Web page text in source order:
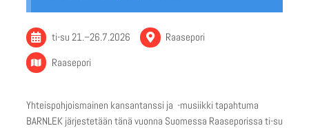
ti-su 21.–26.7.2026 Raasepori
Raasepori
Yhteispohjoismainen kansantanssi ja -musiikki tapahtuma
BARNLEK järjestetään tänä vuonna Suomessa Raaseporissa ti-su